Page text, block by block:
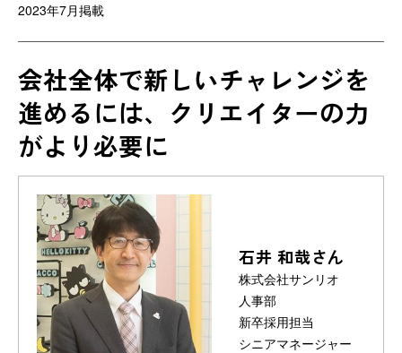
2023年7月掲載
会社全体で新しいチャレンジを
進めるには、クリエイターの力
がより必要に
石井 和哉さん
株式会社サンリオ
人事部
新卒採用担当
シニアマネージャー